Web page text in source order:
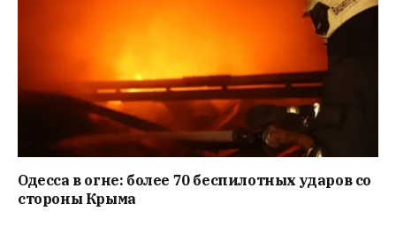
Одесса в огне: более 70 беспилотных ударов со
стороны Крыма